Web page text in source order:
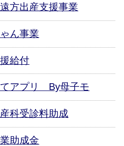
方出産支援事業
ん事業
給付
アプリ By母子モ
科受診料助成
助成金